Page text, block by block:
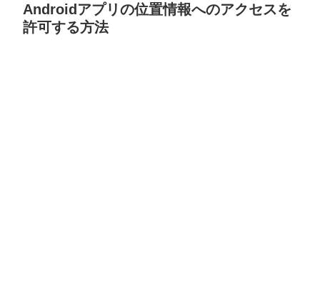
Androidアプリの位置情報へのアクセスを
許可する方法